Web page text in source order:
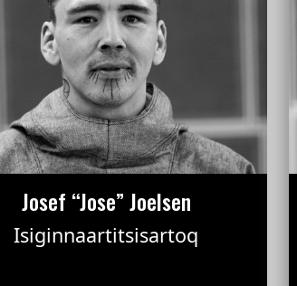
Josef “Jose” Joelsen
Isiginnaartitsisartoq